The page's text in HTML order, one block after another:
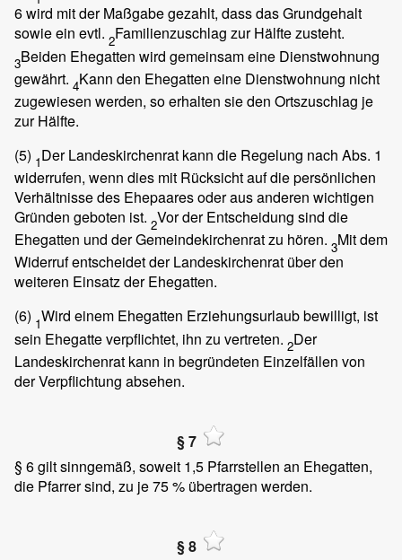
6 wird mit der Maßgabe gezahlt, dass das Grundgehalt
sowie ein evtl. 2Familienzuschlag zur Hälfte zusteht.
3Beiden Ehegatten wird gemeinsam eine Dienstwohnung
gewährt. 4Kann den Ehegatten eine Dienstwohnung nicht
zugewiesen werden, so erhalten sie den Ortszuschlag je
zur Hälfte.
(5) 1Der Landeskirchenrat kann die Regelung nach Abs. 1
widerrufen, wenn dies mit Rücksicht auf die persönlichen
Verhältnisse des Ehepaares oder aus anderen wichtigen
Gründen geboten ist. 2Vor der Entscheidung sind die
Ehegatten und der Gemeindekirchenrat zu hören. 3Mit dem
Widerruf entscheidet der Landeskirchenrat über den
weiteren Einsatz der Ehegatten.
(6) 1Wird einem Ehegatten Erziehungsurlaub bewilligt, ist
sein Ehegatte verpflichtet, ihn zu vertreten. 2Der
Landeskirchenrat kann in begründeten Einzelfällen von
der Verpflichtung absehen.
§ 7
§ 6 gilt sinngemäß, soweit 1,5 Pfarrstellen an Ehegatten,
die Pfarrer sind, zu je 75 % übertragen werden.
§ 8